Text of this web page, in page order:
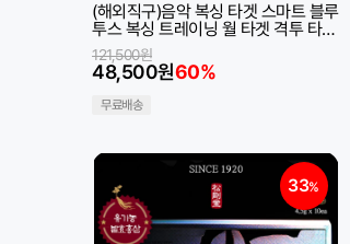
(해외직구)음악 복싱 타겟 스마트 블루
투스 복싱 트레이닝 월 타겟 격투 타격
기
48,500원60%
121,500원
무료배송
33%